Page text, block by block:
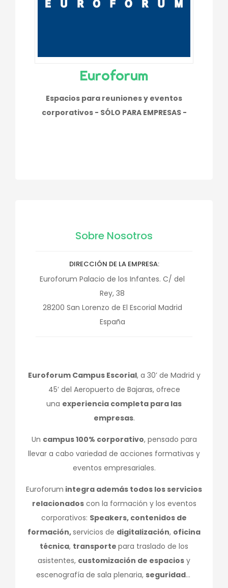
Euroforum
Espacios para reuniones y eventos
corporativos - SÓLO PARA EMPRESAS -
Sobre Nosotros
DIRECCIÓN DE LA EMPRESA
Euroforum Palacio de los Infantes. C/ del
Rey, 38
28200 San Lorenzo de El Escorial Madrid
España
Euroforum Campus Escorial, a 30’ de Madrid y
45’ del Aeropuerto de Bajaras, ofrece
una experiencia completa para las
empresas.
Un campus 100% corporativo, pensado para
llevar a cabo variedad de acciones formativas y
eventos empresariales.
Euroforum integra además todos los servicios
relacionadoscon la formación y los eventos
corporativos: Speakers, contenidos de
formación,servicios de digitalización, oficina
técnica, transporte para traslado de los
asistentes, customización de espacios y
escenografía de sala plenaria, seguridad...